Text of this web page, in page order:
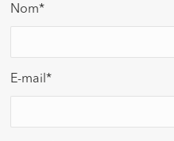
Nom*
E-mail*